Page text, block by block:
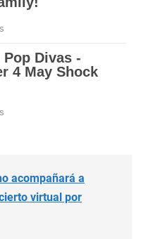
acompañará a
virtual por